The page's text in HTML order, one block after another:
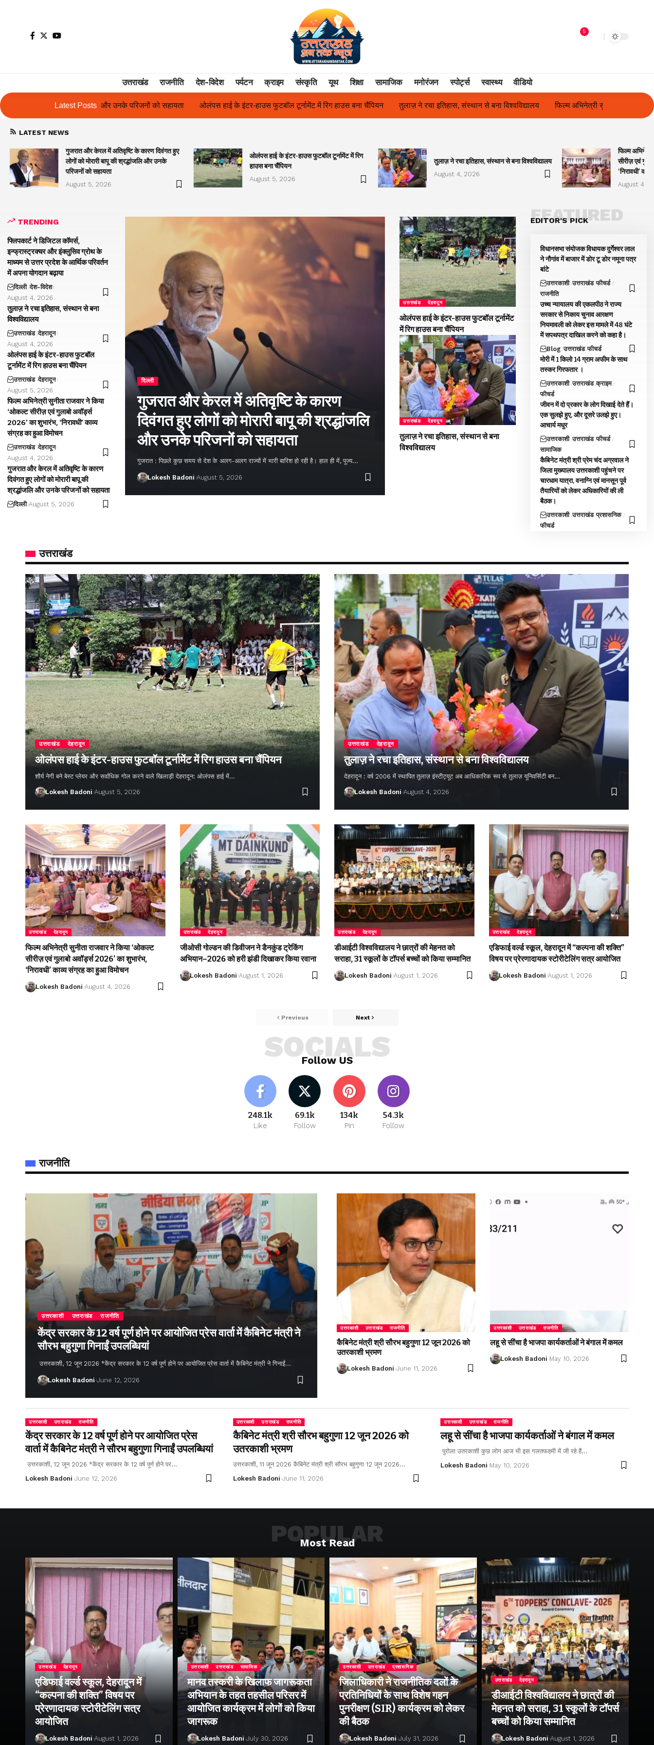
5
उत्तराखंड राजनीति देश-विदेश पर्यटन क्राइम संस्कृति यूथ शिक्षा सामाजिक मनोरंजन स्पोर्ट्स स्वास्थ्य वीडियो
Latest Posts
को सहायता ओलंपस हाई के इंटर-हाउस फुटबॉल टूर्नामेंट में रिग हाउस बना चैंपियन तुलाज़ ने रचा इतिहास, संस्थान से बना विश्वविद्यालय फिल्म अभिनेत्री सुनीता राजवार ने किया ‘ओकल्ट सीरीज़ एवं गुलाबो अवॉर्ड्स
LATEST NEWS
गुजरात और केरल में अतिवृष्टि के कारण दिवंगत हुए
लोगों को मोरारी बापू की श्रद्धांजलि और उनके
परिजनों को सहायता
August 5, 2026
ओलंपस हाई के इंटर-हाउस फुटबॉल टूर्नामेंट में रिग
हाउस बना चैंपियन
August 5, 2026
तुलाज़ ने रचा इतिहास, संस्थान से बना विश्वविद्यालय
August 4, 2026
फिल्म
सीरीज़ एवं
‘निरावधी’
August 4,
TRENDING
फ्लिपकार्ट ने डिजिटल कॉमर्स,
इन्फ्रास्ट्रक्चर और इंक्लुसिव ग्रोथ के
माध्यम से उत्तर प्रदेश के आर्थिक परिवर्तन
में अपना योगदान बढ़ाया
दिल्ली देश-विदेश
August 4, 2026
तुलाज़ ने रचा इतिहास, संस्थान से बना
विश्वविद्यालय
उत्तराखंड देहरादून
August 4, 2026
ओलंपस हाई के इंटर-हाउस फुटबॉल
टूर्नामेंट में रिग हाउस बना चैंपियन
उत्तराखंड देहरादून
August 5, 2026
फिल्म अभिनेत्री सुनीता राजवार ने किया
‘ओकल्ट सीरीज़ एवं गुलाबो अवॉर्ड्स
2026’ का शुभारंभ, ‘निरावधी’ काव्य
संग्रह का हुआ विमोचन
उत्तराखंड देहरादून
August 4, 2026
गुजरात और केरल में अतिवृष्टि के कारण
दिवंगत हुए लोगों को मोरारी बापू की
श्रद्धांजलि और उनके परिजनों को सहायता
दिल्ली August 5, 2026
दिल्ली
गुजरात और केरल में अतिवृष्टि के कारण
दिवंगत हुए लोगों को मोरारी बापू की श्रद्धांजलि
और उनके परिजनों को सहायता
गुजरात : पिछले कुछ समय से देश के अलग-अलग राज्यों में भारी बारिश हो रही है। हाल ही में, पूज्य…
Lokesh Badoni August 5, 2026
उत्तराखंड देहरादून
ओलंपस हाई के इंटर-हाउस फुटबॉल टूर्नामेंट
में रिग हाउस बना चैंपियन
उत्तराखंड देहरादून
तुलाज़ ने रचा इतिहास, संस्थान से बना
विश्वविद्यालय
EDITOR'S PICK
FEATURED
विधानसभा संयोजक विधायक दुर्गेश्वर लाल
ने नौगांव में बाजार में डोर टू डोर नमूना पत्र
बांटे
उत्तरकाशी उत्तराखंड फीचर्ड
राजनीति
उच्च न्यायालय की एकलपीठ ने राज्य
सरकार से निकाय चुनाव आरक्षण
नियमावली को लेकर इस मामले में 48 घंटे
में सपथपत्र दाखिल करने को कहा है।
Blog उत्तराखंड फीचर्ड
मोरी में 1 किलो 14 ग्राम अफीम के साथ
तस्कर गिरफतार ।
उत्तरकाशी उत्तराखंड क्राइम
फीचर्ड
जीवन में दो प्रकार के लोग दिखाई देते हैं।
एक सुलझे हुए, और दूसरे उलझे हुए।
आचार्य मधुर
उत्तरकाशी उत्तराखंड फीचर्ड
सामाजिक
कैबिनेट मंत्री श्री प्रेम चंद अग्रवाल ने
जिला मुख्यालय उत्तरकाशी पहुंचने पर
चारधाम यात्रा, वनाग्नि एवं मानसून पूर्व
तैयारियों को लेकर अधिकारियों की ली
बैठक।
उत्तरकाशी उत्तराखंड प्रशासनिक
फीचर्ड
उत्तराखंड
उत्तराखंड देहरादून
ओलंपस हाई के इंटर-हाउस फुटबॉल टूर्नामेंट में रिग हाउस बना चैंपियन
शौर्य नेगी बने बेस्ट प्लेयर और सर्वाधिक गोल करने वाले खिलाड़ी देहरादून: ओलंपस हाई में…
Lokesh Badoni August 5, 2026
उत्तराखंड देहरादून
तुलाज़ ने रचा इतिहास, संस्थान से बना विश्वविद्यालय
देहरादून : वर्ष 2006 में स्थापित तुलाज़ इंस्टीट्यूट अब आधिकारिक रूप से तुलाज़ यूनिवर्सिटी बन…
Lokesh Badoni August 4, 2026
उत्तराखंड देहरादून
फिल्म अभिनेत्री सुनीता राजवार ने किया ‘ओकल्ट
सीरीज़ एवं गुलाबो अवॉर्ड्स 2026’ का शुभारंभ,
‘निरावधी’ काव्य संग्रह का हुआ विमोचन
Lokesh Badoni August 4, 2026
उत्तराखंड देहरादून
जीओसी गोल्डन की डिवीजन ने डैनकुंड ट्रेकिंग
अभियान–2026 को हरी झंडी दिखाकर किया रवाना
Lokesh Badoni August 1, 2026
उत्तराखंड देहरादून
डीआईटी विश्वविद्यालय ने छात्रों की मेहनत को
सराहा, 31 स्कूलों के टॉपर्स बच्चों को किया सम्मानित
Lokesh Badoni August 1, 2026
उत्तराखंड देहरादून
एडिफाई वर्ल्ड स्कूल, देहरादून में “कल्पना की शक्ति”
विषय पर प्रेरणादायक स्टोरीटेलिंग सत्र आयोजित
Lokesh Badoni August 1, 2026
Previous Next
Follow US
SOCIALS
248.1k
Like
69.1k
Follow
134k
Pin
54.3k
Follow
राजनीति
उत्तरकाशी उत्तराखंड राजनीति
केंद्र सरकार के 12 वर्ष पूर्ण होने पर आयोजित प्रेस वार्ता में कैबिनेट मंत्री ने
सौरभ बहुगुणा गिनाईं उपलब्धियां
उत्तरकाशी, 12 जून 2026 *केंद्र सरकार के 12 वर्ष पूर्ण होने पर आयोजित प्रेस वार्ता में कैबिनेट मंत्री ने गिनाईं…
Lokesh Badoni June 12, 2026
उत्तरकाशी उत्तराखंड राजनीति
कैबिनेट मंत्री श्री सौरभ बहुगुणा 12 जून 2026 को
उतरकाशी भ्रमण
Lokesh Badoni June 11, 2026
उत्तरकाशी उत्तराखंड राजनीति
लहू से सींचा है भाजपा कार्यकर्ताओं ने बंगाल में कमल
Lokesh Badoni May 10, 2026
उत्तरकाशी उत्तराखंड राजनीति
केंद्र सरकार के 12 वर्ष पूर्ण होने पर आयोजित प्रेस
वार्ता में कैबिनेट मंत्री ने सौरभ बहुगुणा गिनाईं उपलब्धियां
उत्तरकाशी, 12 जून 2026 *केंद्र सरकार के 12 वर्ष पूर्ण होने पर…
Lokesh Badoni June 12, 2026
उत्तरकाशी उत्तराखंड राजनीति
कैबिनेट मंत्री श्री सौरभ बहुगुणा 12 जून 2026 को
उतरकाशी भ्रमण
उत्तरकाशी, 11 जून 2026 कैबिनेट मंत्री श्री सौरभ बहुगुणा 12 जून 2026…
Lokesh Badoni June 11, 2026
उत्तरकाशी उत्तराखंड राजनीति
लहू से सींचा है भाजपा कार्यकर्ताओं ने बंगाल में कमल
पुरोला उतरकाशी कुछ लोग आज भी इस गलतफहमी में जी रहे हैं…
Lokesh Badoni May 10, 2026
Most Read
POPULAR
उत्तराखंड देहरादून
एडिफाई वर्ल्ड स्कूल, देहरादून में
“कल्पना की शक्ति” विषय पर
प्रेरणादायक स्टोरीटेलिंग सत्र
आयोजित
Lokesh Badoni August 1, 2026
उत्तरकाशी उत्तराखंड सामाजिक
मानव तस्करी के खिलाफ जागरूकता
अभियान के तहत तहसील परिसर में
आयोजित कार्यक्रम में लोगों को किया
जागरूक
Lokesh Badoni July 30, 2026
उत्तरकाशी उत्तराखंड प्रशासनिक
जिलाधिकारी ने राजनीतिक दलों के
प्रतिनिधियों के साथ विशेष गहन
पुनरीक्षण (SIR) कार्यक्रम को लेकर
की बैठक
Lokesh Badoni July 31, 2026
उत्तराखंड देहरादून
डीआईटी विश्वविद्यालय ने छात्रों की
मेहनत को सराहा, 31 स्कूलों के टॉपर्स
बच्चों को किया सम्मानित
Lokesh Badoni August 1, 2026